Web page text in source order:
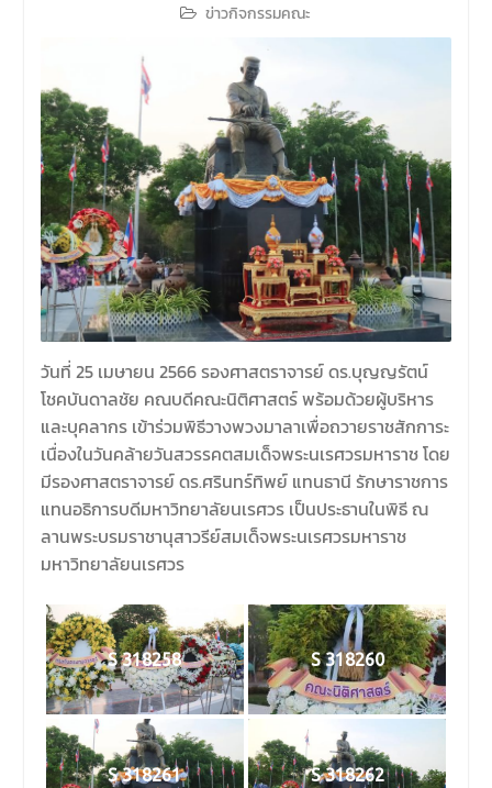
ข่าวกิจกรรมคณะ
วันที่ 25 เมษายน 2566 รองศาสตราจารย์ ดร.บุญญรัตน์
โชคบันดาลชัย คณบดีคณะนิติศาสตร์ พร้อมด้วยผู้บริหาร
และบุคลากร เข้าร่วมพิธีวางพวงมาลาเพื่อถวายราชสักการะ
เนื่องในวันคล้ายวันสวรรคตสมเด็จพระนเรศวรมหาราช โดย
มีรองศาสตราจารย์ ดร.ศรินทร์ทิพย์ แทนธานี รักษาราชการ
แทนอธิการบดีมหาวิทยาลัยนเรศวร เป็นประธานในพิธี ณ
ลานพระบรมราชานุสาวรีย์สมเด็จพระนเรศวรมหาราช
มหาวิทยาลัยนเรศวร
S 318258 S 318260
S 318261 S 318262